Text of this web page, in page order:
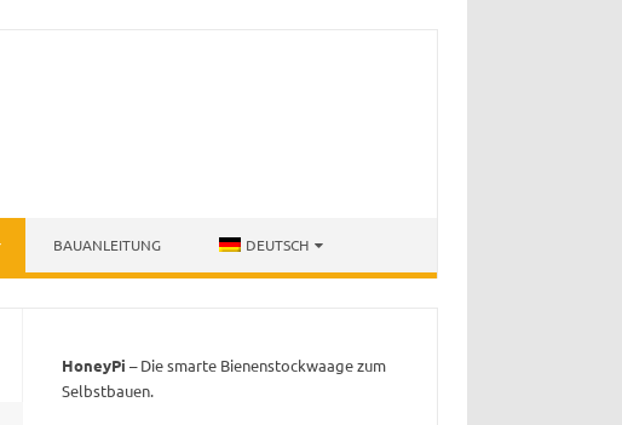
BAUANLEITUNG DEUTSCH
HoneyPi – Die smarte Bienenstockwaage zum
Selbstbauen.